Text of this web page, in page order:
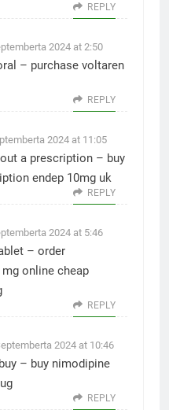
REPLY
2024 at 2:50
– purchase voltaren
REPLY
2024 at 11:05
a prescription – buy
endep 10mg uk
REPLY
2024 at 5:46
– order
online cheap
REPLY
2024 at 10:46
– buy nimodipine
REPLY